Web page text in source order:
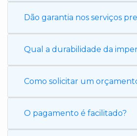
Dão garantia nos serviços
Qual a durabilidade da
Como solicitar um
O pagamento é facilitado?